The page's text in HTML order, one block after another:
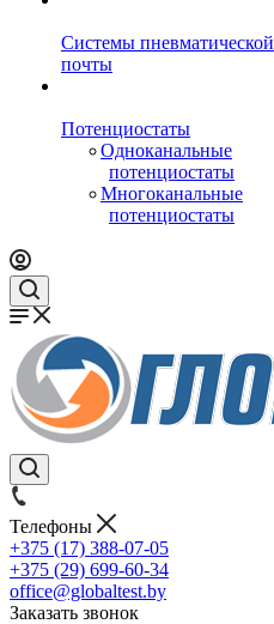
Системы пневматической
почты
Потенциостаты
Одноканальные
потенциостаты
Многоканальные
потенциостаты
Телефоны
+375 (17) 388-07-05
+375 (29) 699-60-34
office@globaltest.by
Заказать звонок